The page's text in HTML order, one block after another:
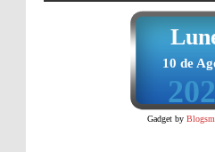
10 de
Gadget by